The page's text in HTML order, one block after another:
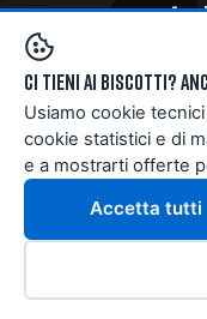
Da Martedì a
Doctorbike
3T e GIANT di
bike per uomo,
Ci tieni ai biscotti?
Usiamo cookie
cookie statistici e di
e a mostrarti offerte
Accetta tutti